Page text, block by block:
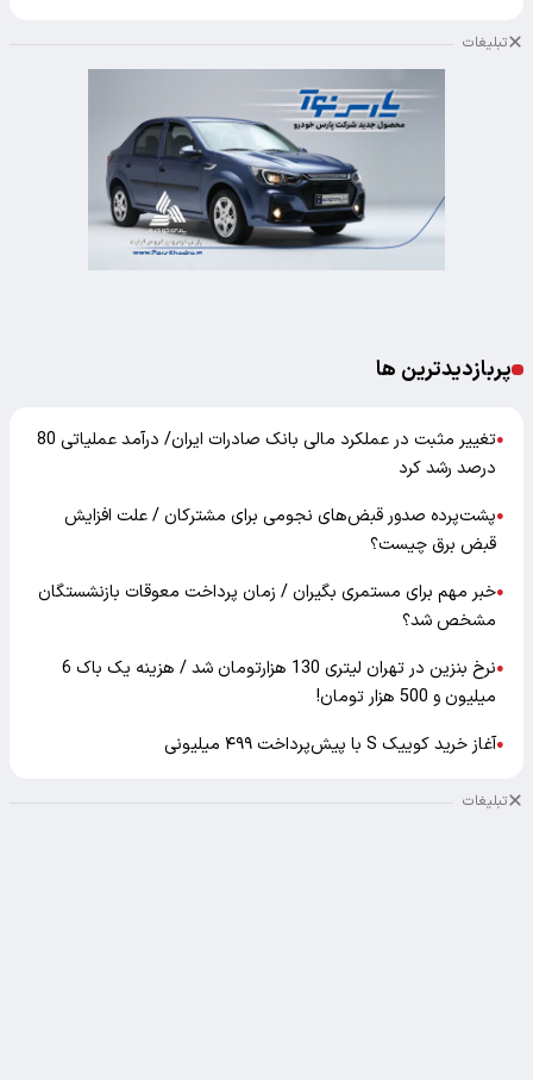
تبلیغات
پربازدیدترین ها
●
تغییر مثبت در عملکرد مالی بانک صادرات ایران/ درآمد عملیاتی 80
درصد رشد کرد
●پشت‌پرده صدور قبض‌های نجومی برای مشترکان / علت افزایش
قبض برق چیست؟
●خبر مهم برای مستمری بگیران / زمان پرداخت معوقات بازنشستگان
مشخص شد؟
●
نرخ بنزین در تهران لیتری 130 هزارتومان شد / هزینه یک باک 6
میلیون و 500 هزار تومان!
●آغاز خرید کوییک S با پیش‌پرداخت ۴۹۹ میلیونی
تبلیغات